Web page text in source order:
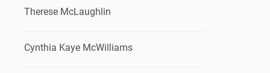
Therese McLaughlin
Cynthia Kaye McWilliams